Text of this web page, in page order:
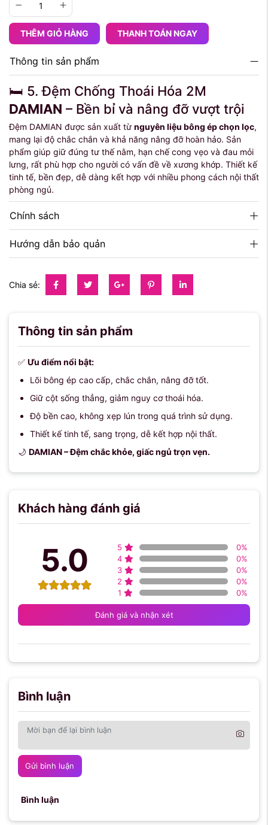
THÊM GIỎ HÀNG THANH TOÁN NGAY
Thông tin sản phẩm
🛏 5. Đệm Chống Thoái Hóa 2M
DAMIAN – Bền bỉ và nâng đỡ vượt trội
Đệm DAMIAN được sản xuất từ nguyên liệu bông ép chọn lọc,
mang lại độ chắc chắn và khả năng nâng đỡ hoàn hảo. Sản
phẩm giúp giữ đúng tư thế nằm, hạn chế cong vẹo và đau mỏi
lưng, rất phù hợp cho người có vấn đề về xương khớp. Thiết kế
tinh tế, bền đẹp, dễ dàng kết hợp với nhiều phong cách nội thất
phòng ngủ.
Chính sách
Hướng dẫn bảo quản
Chia sẻ:
Thông tin sản phẩm
✅ Ưu điểm nổi bật:
Lõi bông ép cao cấp, chắc chắn, nâng đỡ tốt.
Giữ cột sống thẳng, giảm nguy cơ thoái hóa.
Độ bền cao, không xẹp lún trong quá trình sử dụng.
Thiết kế tinh tế, sang trọng, dễ kết hợp nội thất.
🌙 DAMIAN – Đệm chắc khỏe, giấc ngủ trọn vẹn.
Khách hàng đánh giá
5.0 5 0%
4
0%
3
0%
2
0%
1
0%
Đánh giá và nhận xét
Bình luận
Gửi bình luận
Bình luận